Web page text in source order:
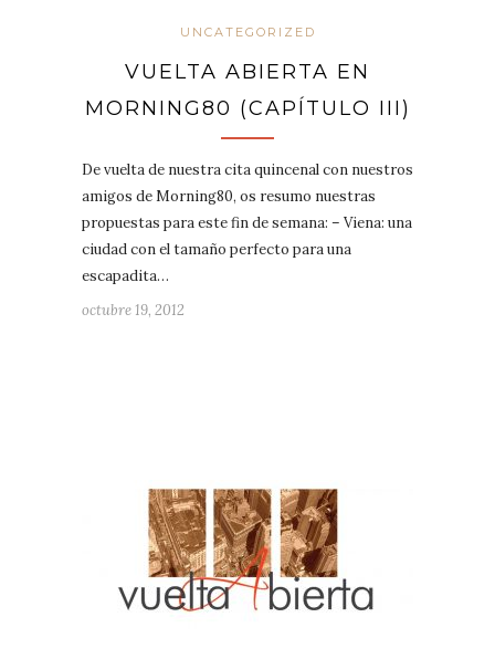
UNCATEGORIZED
VUELTA ABIERTA EN
MORNING80 (CAPÍTULO III)
De vuelta de nuestra cita quincenal con nuestros
amigos de Morning80, os resumo nuestras
propuestas para este fin de semana: – Viena: una
ciudad con el tamaño perfecto para una
escapadita…
octubre 19, 2012